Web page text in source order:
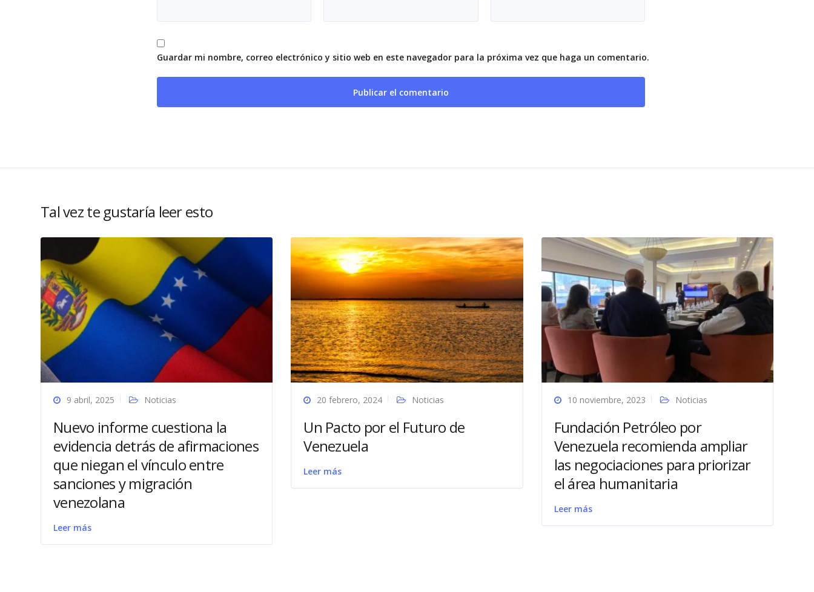
Guardar mi nombre, correo electrónico y sitio web en este navegador para la próxima vez que haga un comentario.
Tal vez te gustaría leer esto
9 abril, 2025 Noticias
Nuevo informe cuestiona la
evidencia detrás de afirmaciones
que niegan el vínculo entre
sanciones y migración
venezolana
Leer más
20 febrero, 2024 Noticias
Un Pacto por el Futuro de
Venezuela
Leer más
10 noviembre, 2023 Noticias
Fundación Petróleo por
Venezuela recomienda ampliar
las negociaciones para priorizar
el área humanitaria
Leer más